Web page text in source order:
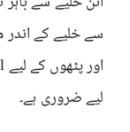
سے خلیے کے اندر
لیے ضروری ہے۔